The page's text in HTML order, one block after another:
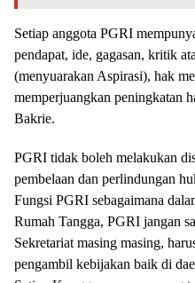
Setiap anggota PGRI
pendapat, ide, gagasan, kritik
(menyuarakan Aspirasi), hak
memperjuangkan peningkatan
Bakrie.
PGRI tidak boleh melakukan
pembelaan dan perlindungan
Fungsi PGRI sebagaimana
Rumah Tangga, PGRI jangan
Sekretariat masing masing,
pengambil kebijakan baik di